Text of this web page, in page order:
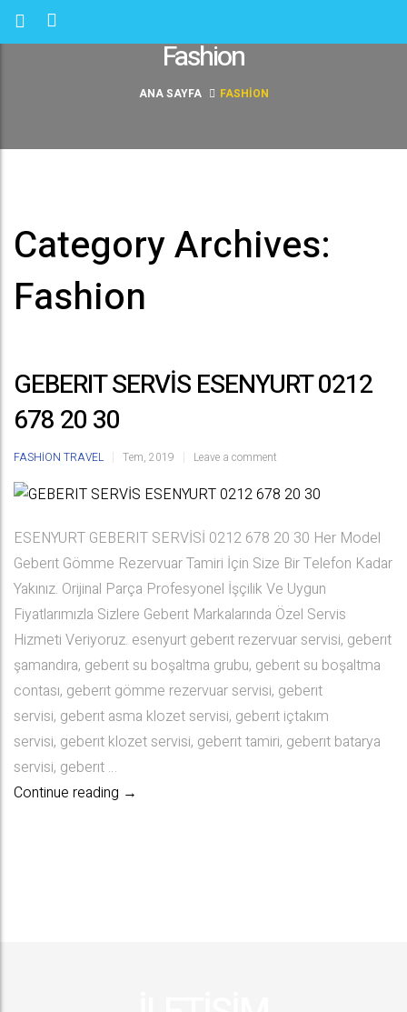
Fashion
ANA SAYFA FASHION
Category Archives:
Fashion
GEBERIT SERVİS ESENYURT 0212
678 20 30
FASHION TRAVEL Tem, 2019 Leave a comment
ESENYURT GEBERIT SERVİSİ 0212 678 20 30 Her Model
Geberıt Gömme Rezervuar Tamiri İçin Size Bir Telefon Kadar
Yakınız. Orijinal Parça Profesyonel İşçilik Ve Uygun
Fiyatlarımızla Sizlere Geberıt Markalarında Özel Servis
Hizmeti Veriyoruz. esenyurt geberıt rezervuar servisi, geberıt
şamandıra, geberıt su boşaltma grubu, geberıt su boşaltma
contası, geberıt gömme rezervuar servisi, geberıt
servisi, geberıt asma klozet servisi, geberıt içtakım
servisi, geberıt klozet servisi, geberıt tamiri, geberıt batarya
servisi, geberıt …
Continue reading GEBERIT SERVİS ESENYURT 0212 678 20
→